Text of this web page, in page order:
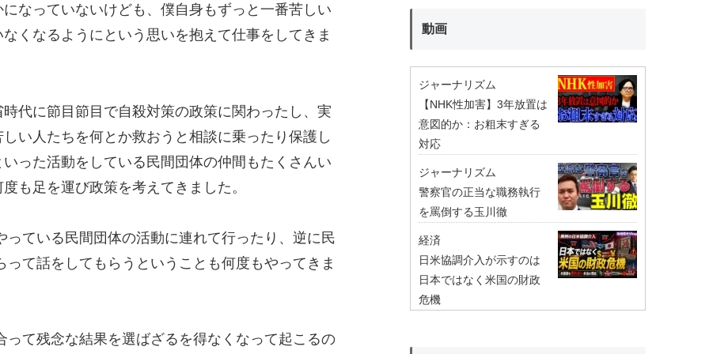
になっていないけども、僕自身もずっと一番苦しい
くなるようにという思いを抱えて仕事をしてきま
時代に節目節目で自殺対策の政策に関わったし、実
しい人たちを何とか救おうと相談に乗ったり保護し
いった活動をしている民間団体の仲間もたくさんい
も足を運び政策を考えてきました。
ている民間団体の活動に連れて行ったり、逆に民
て話をしてもらうということも何度もやってきま
て残念な結果を選ばざるを得なくなって起こるの
動画
ジャーナリズム
【NHK性加害】3年放置は
意図的か：お粗末すぎる
対応
ジャーナリズム
警察官の正当な職務執行
を罵倒する玉川徹
経済
日米協調介入が示すのは
日本ではなく米国の財政
危機